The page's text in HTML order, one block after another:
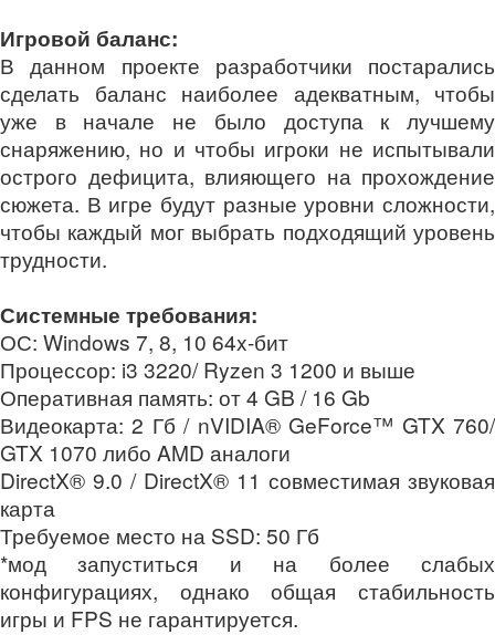
Игровой баланс:
В данном проекте разработчики постарались
сделать баланс наиболее адекватным, чтобы
уже в начале не было доступа к лучшему
снаряжению, но и чтобы игроки не испытывали
острого дефицита, влияющего на прохождение
сюжета. В игре будут разные уровни сложности,
чтобы каждый мог выбрать подходящий уровень
трудности.
Системные требования:
ОС: Windows 7, 8, 10 64x-бит
Процессор: i3 3220/ Ryzen 3 1200 и выше
Оперативная память: от 4 GB / 16 Gb
Видеокарта: 2 Гб / nVIDIA® GeForce™ GTX 760/
GTX 1070 либо AMD аналоги
DirectX® 9.0 / DirectX® 11 совместимая звуковая
карта
Требуемое место на SSD: 50 Гб
*мод запуститься и на более слабых
конфигурациях, однако общая стабильность
игры и FPS не гарантируется.